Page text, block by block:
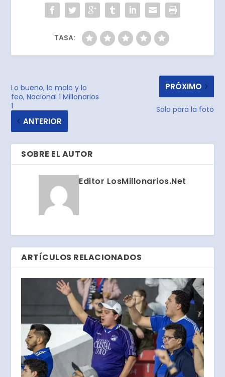
TASA:
Lo bueno, lo malo y lo
feo, Nacional 1 Millonarios
1
ANTERIOR
PRÓXIMO
Solo para la foto
SOBRE EL AUTOR
Editor LosMillonarios.Net
ARTÍCULOS RELACIONADOS